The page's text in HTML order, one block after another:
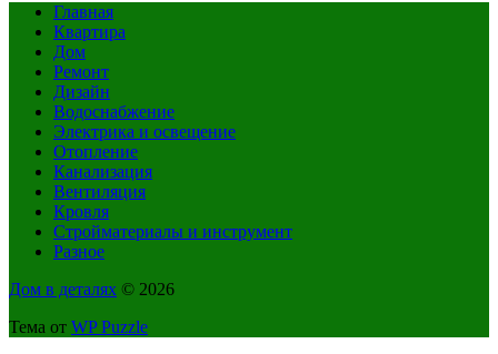
Главная
Квартира
Дом
Ремонт
Дизайн
Водоснабжение
Электрика и освещение
Отопление
Канализация
Вентиляция
Кровля
Стройматериалы и инструмент
Разное
Дом в деталях © 2026
Тема от WP Puzzle